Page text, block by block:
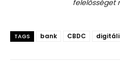
felelősséget
TAGS bank CBDC